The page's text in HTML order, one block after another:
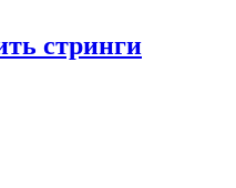
стринги